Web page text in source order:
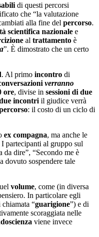
di questi percorsi
che “la valutazione
alla fine del percorso.
scientifica nazionale e
al trattamento è
”. È dimostrato che un certo
. Al primo incontro di
verranno
ore, divise in sessioni di due
incontri il giudice verrà
: il costo di un ciclo di
ex compagna, ma anche le
I partecipanti al gruppo sul
dire”, “Secondo me è
dovuto sospendere tale
volume, come (in diversa
In particolare egli
chiamata “guarigione”) e di
scoraggiata nelle
viene invece